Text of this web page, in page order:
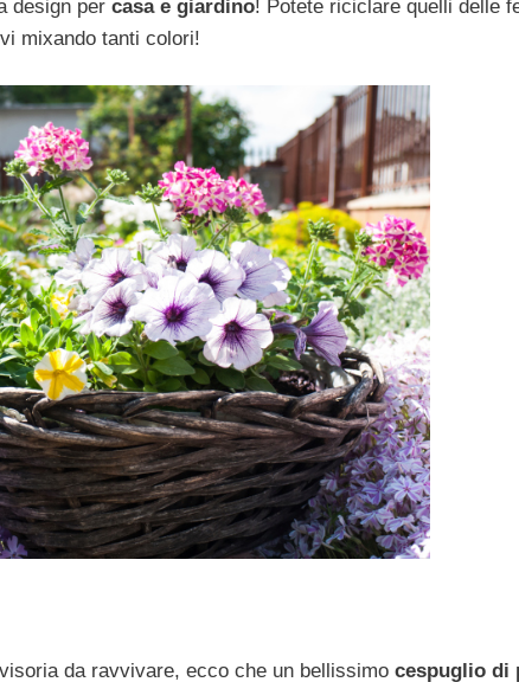
design per casa e giardino! Potete riciclare quelli delle
mixando tanti colori!
da ravvivare, ecco che un bellissimo cespuglio di